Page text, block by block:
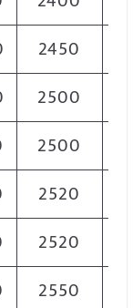
2450
2500
2500
2520
2520
2550